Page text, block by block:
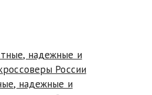
надежные и